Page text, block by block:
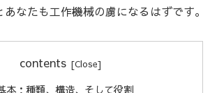
なたも工作機械の虜になるはずです。
contents
本：種類、構造、そして役割